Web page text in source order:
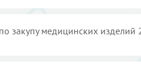
закупу медицинских изделий